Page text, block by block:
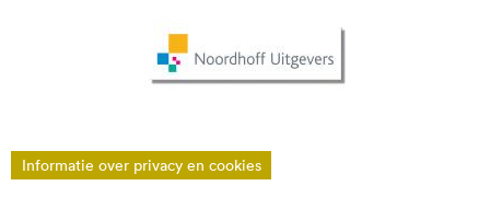
Informatie over privacy en cookies